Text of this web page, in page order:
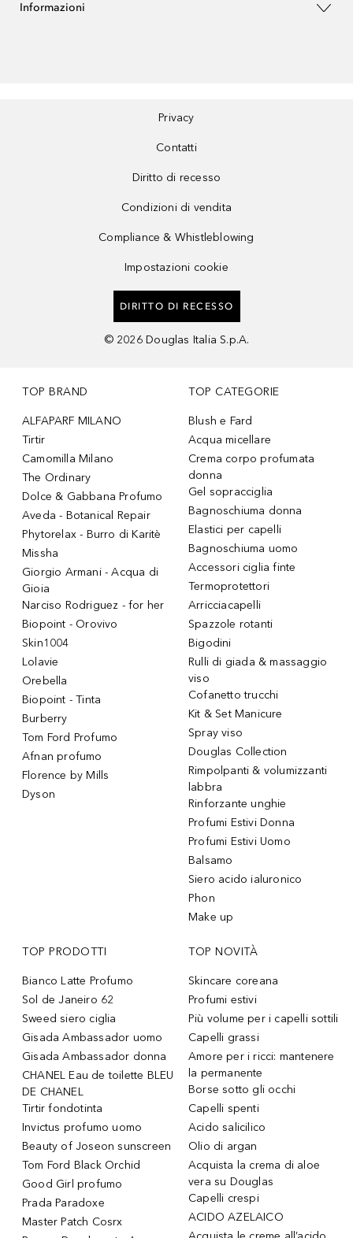
Informazioni
Privacy
Contatti
Diritto di recesso
Condizioni di vendita
Compliance & Whistleblowing
Impostazioni cookie
DIRITTO DI RECESSO
© 2026 Douglas Italia S.p.A.
TOP BRAND
ALFAPARF MILANO
Tirtir
Camomilla Milano
The Ordinary
Dolce & Gabbana Profumo
Aveda - Botanical Repair
Phytorelax - Burro di Karitè
Missha
Giorgio Armani - Acqua di
Gioia
Narciso Rodriguez - for her
Biopoint - Orovivo
Skin1004
Lolavie
Orebella
Biopoint - Tinta
Burberry
Tom Ford Profumo
Afnan profumo
Florence by Mills
Dyson
TOP CATEGORIE
Blush e Fard
Acqua micellare
Crema corpo profumata
donna
Gel sopracciglia
Bagnoschiuma donna
Elastici per capelli
Bagnoschiuma uomo
Accessori ciglia finte
Termoprotettori
Arricciacapelli
Spazzole rotanti
Bigodini
Rulli di giada & massaggio
viso
Cofanetto trucchi
Kit & Set Manicure
Spray viso
Douglas Collection
Rimpolpanti & volumizzanti
labbra
Rinforzante unghie
Profumi Estivi Donna
Profumi Estivi Uomo
Balsamo
Siero acido ialuronico
Phon
Make up
TOP PRODOTTI
Bianco Latte Profumo
Sol de Janeiro 62
Sweed siero ciglia
Gisada Ambassador uomo
Gisada Ambassador donna
CHANEL Eau de toilette BLEU
DE CHANEL
Tirtir fondotinta
Invictus profumo uomo
Beauty of Joseon sunscreen
Tom Ford Black Orchid
Good Girl profumo
Prada Paradoxe
Master Patch Cosrx
TOP NOVITÀ
Skincare coreana
Profumi estivi
Più volume per i capelli sottili
Capelli grassi
Amore per i ricci: mantenere
la permanente
Borse sotto gli occhi
Capelli spenti
Acido salicilico
Olio di argan
Acquista la crema di aloe
vera su Douglas
Capelli crespi
ACIDO AZELAICO